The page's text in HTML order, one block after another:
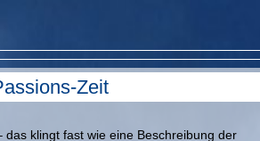
Zeit
das klingt fast wie eine Beschreibung der